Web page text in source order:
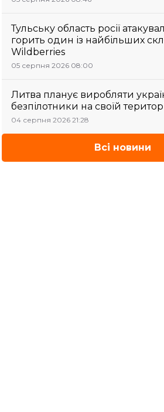
Тульську область росії
горить один із найбільших
Wildberries
05 серпня 2026 08:00
Литва планує виробляти
безпілотники на своїй
04 серпня 2026 21:28
Всі новини